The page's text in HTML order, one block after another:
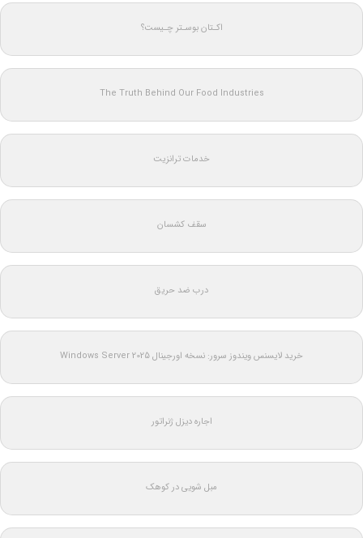
اکـتان بوسـتر چـیست؟
The Truth Behind Our Food Industries
خدمات ترانزیت
سقف کشسان
درب ضد حریق
خرید لایسنس ویندوز سرور: نسخه اورجینال Windows Server 2025
اجاره دیزل ژنراتور
مبل شویی در کوهک